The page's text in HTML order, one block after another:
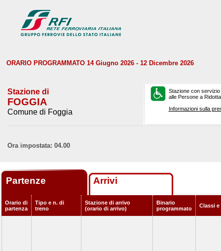
ORARIO PROGRAMMATO 14 Giugno 2026 - 12 Dicembre 2026
Stazione di
FOGGIA
Comune di Foggia
Stazione con
alle Persone a
Informazioni sulla
Ora impostata: 04.00
Partenze Arrivi
Orario di
partenza
Tipo e n. di
treno
Stazione di arrivo
(orario di arrivo)
Binario
programmato
Classi